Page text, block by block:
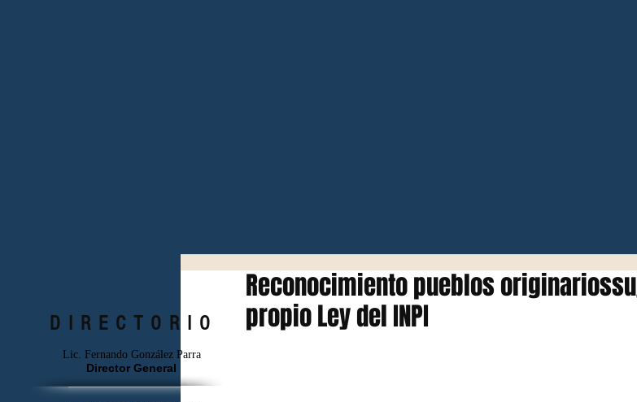
Reconocimiento pueblos
propio Ley del INPI
DIRECTORIO
Lic. Fernando González Parra
Director General